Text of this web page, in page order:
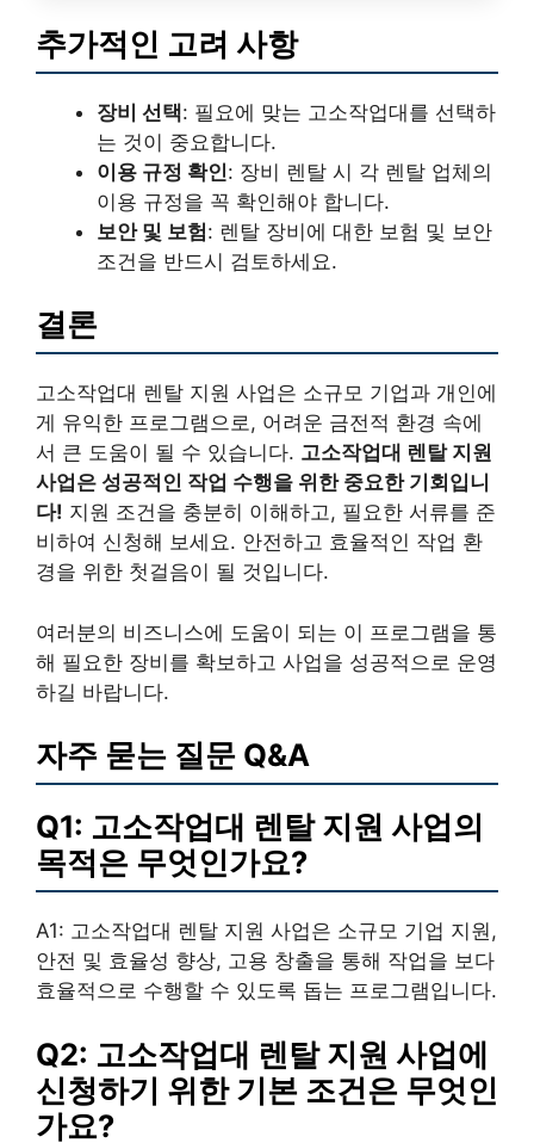
추가적인 고려 사항
장비 선택: 필요에 맞는 고소작업대를 선택하
는 것이 중요합니다.
이용 규정 확인: 장비 렌탈 시 각 렌탈 업체의
이용 규정을 꼭 확인해야 합니다.
보안 및 보험: 렌탈 장비에 대한 보험 및 보안
조건을 반드시 검토하세요.
결론
고소작업대 렌탈 지원 사업은 소규모 기업과 개인에
게 유익한 프로그램으로, 어려운 금전적 환경 속에
서 큰 도움이 될 수 있습니다. 고소작업대 렌탈 지원
사업은 성공적인 작업 수행을 위한 중요한 기회입니
다! 지원 조건을 충분히 이해하고, 필요한 서류를 준
비하여 신청해 보세요. 안전하고 효율적인 작업 환
경을 위한 첫걸음이 될 것입니다.
여러분의 비즈니스에 도움이 되는 이 프로그램을 통
해 필요한 장비를 확보하고 사업을 성공적으로 운영
하길 바랍니다.
자주 묻는 질문 Q&A
Q1: 고소작업대 렌탈 지원 사업의
목적은 무엇인가요?
A1: 고소작업대 렌탈 지원 사업은 소규모 기업 지원,
안전 및 효율성 향상, 고용 창출을 통해 작업을 보다
효율적으로 수행할 수 있도록 돕는 프로그램입니다.
Q2: 고소작업대 렌탈 지원 사업에
신청하기 위한 기본 조건은 무엇인
가요?